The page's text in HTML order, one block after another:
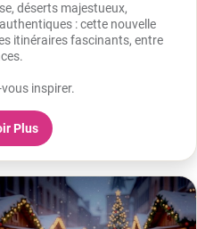
déserts majestueux,
: cette nouvelle
itinéraires fascinants, entre
inspirer.
Plus